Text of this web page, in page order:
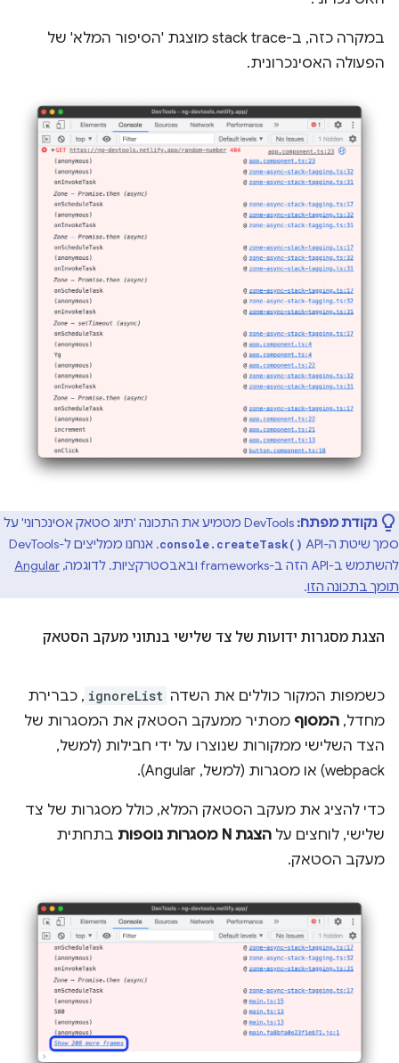
במקרה כזה, ב-stack trace מוצגת 'הסיפור המלא' של
הפעולה האסינכרונית.
נקודת מפתח:
DevTools מטמיע את התכונה 'תיוג סטאק אסינכרוני' על
סמך שיטת ה-API
console.createTask()
. אנחנו ממליצים ל-DevTools
להשתמש ב-API הזה ב-frameworks ובאבסטרקציות. לדוגמה,
Angular
תומך בתכונה הזו.
הצגת מסגרות ידועות של צד שלישי בנתוני מעקב הסטאק
כשמפות המקור כוללים את השדה ignoreList , כברירת
מחדל, המסוף מסתיר ממעקב הסטאק את המסגרות של
הצד השלישי ממקורות שנוצרו על ידי חבילות (למשל,
webpack) או מסגרות (למשל, Angular).
כדי להציג את מעקב הסטאק המלא, כולל מסגרות של צד
שלישי, לוחצים על הצגת N מסגרות נוספות
בתחתית
מעקב הסטאק.